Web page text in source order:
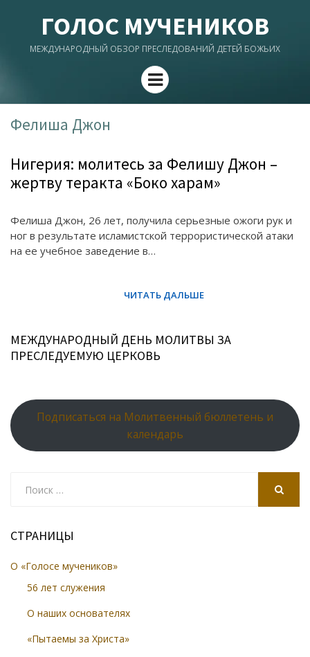
ГОЛОС МУЧЕНИКОВ
МЕЖДУНАРОДНЫЙ ОБЗОР ПРЕСЛЕДОВАНИЙ ДЕТЕЙ БОЖЬИХ
Menu
Фелиша Джон
Нигерия: молитесь за Фелишу Джон –
жертву теракта «Боко харам»
Фелиша Джон, 26 лет, получила серьезные ожоги рук и
ног в результате исламистской террористической атаки
на ее учебное заведение в…
МЕЖДУНАРОДНЫЙ ДЕНЬ МОЛИТВЫ ЗА
ПРЕСЛЕДУЕМУЮ ЦЕРКОВЬ
Подписаться на Молитвенный бюллетень и
календарь
СТРАНИЦЫ
О «Голосе мучеников»
56 лет служения
О наших основателях
«Пытаемы за Христа»